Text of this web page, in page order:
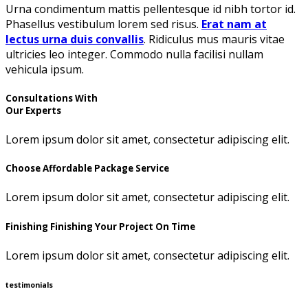
Urna condimentum mattis pellentesque id nibh tortor id.
Phasellus vestibulum lorem sed risus. Erat nam at
lectus urna duis convallis. Ridiculus mus mauris vitae
ultricies leo integer. Commodo nulla facilisi nullam
vehicula ipsum.
Consultations With
Our Experts
Lorem ipsum dolor sit amet, consectetur adipiscing elit.
Choose Affordable Package Service
Lorem ipsum dolor sit amet, consectetur adipiscing elit.
Finishing Finishing Your Project On Time
Lorem ipsum dolor sit amet, consectetur adipiscing elit.
testimonials